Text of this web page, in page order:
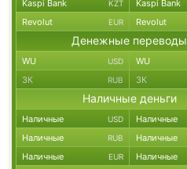
Kaspi Bank KZT Kaspi Bank
Revolut EUR Revolut
Денежные переводы
WU USD WU
ЗК RUB ЗК
Наличные деньги
Наличные USD Наличные
Наличные RUB Наличные
Наличные EUR Наличные